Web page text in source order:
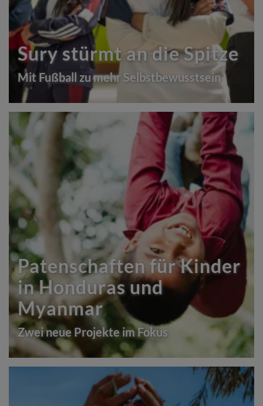
Sury stürmt an die Spitze
Mit Fußball zu mehr Selbstbewusstsein
Patenschaften für Kinder
in Honduras und
Myanmar
Zwei neue Projekte im Fokus